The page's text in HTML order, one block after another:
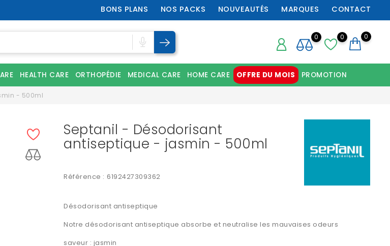
BONS PLANS NOS PACKS NOUVEAUTÉS MARQUES CONTACT
0 0
0
HEALTH CARE ORTHOPÉDIE MEDICAL CARE HOME CARE OFFRE DU MOIS PROMOTION
- 500ml
Septanil - Désodorisant
antiseptique - jasmin - 500ml
Référence : 6192427309362
Désodorisant antiseptique
Notre désodorisant antiseptique absorbe et neutralise les mauvaises odeurs
saveur : jasmin